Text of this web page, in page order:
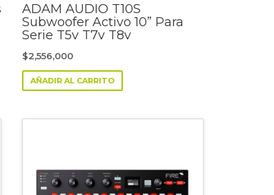
ADAM AUDIO T10S
Subwoofer Activo 10” Para
Serie T5v T7v T8v
$2,556,000
AÑADIR AL CARRITO